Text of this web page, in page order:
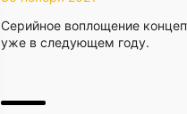
Серийное воплощение
уже в следующем году.